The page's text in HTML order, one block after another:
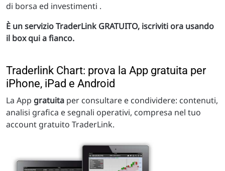
di borsa ed investimenti .
È un servizio TraderLink GRATUITO, iscriviti ora usando
il box qui a fianco.
Traderlink Chart: prova la App gratuita per
iPhone, iPad e Android
La App gratuita per consultare e condividere: contenuti,
analisi grafica e segnali operativi, compresa nel tuo
account gratuito TraderLink.